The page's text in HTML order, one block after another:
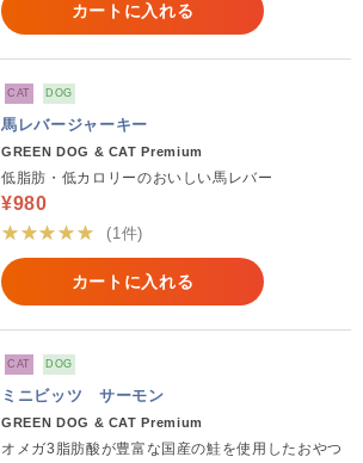
カートに入れる
CAT DOG
馬レバージャーキー
GREEN DOG & CAT Premium
低脂肪・低カロリーのおいしい馬レバー
¥980
★★★★★
(1件)
カートに入れる
CAT DOG
ミニビッツ サーモン
GREEN DOG & CAT Premium
オメガ3脂肪酸が豊富な国産の鮭を使用したおやつ